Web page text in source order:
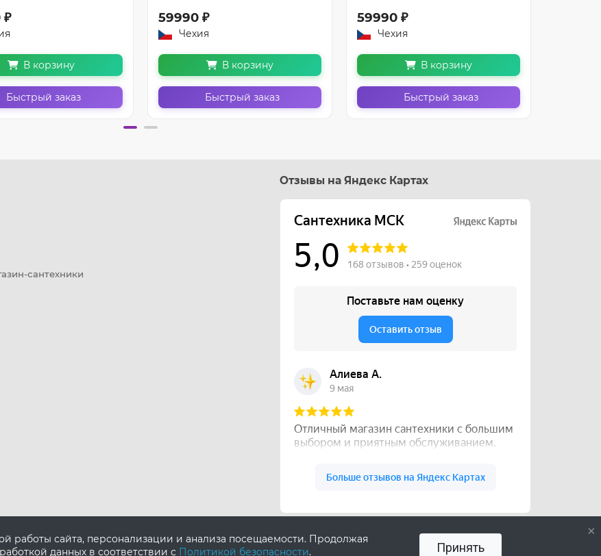
×
работы сайта, персонализации и анализа посещаемости. Продолжая
данных в соответствии с Политикой безопасности. Принять
₽
В корзину
Быстрый заказ
59990 ₽
Чехия
В корзину
Быстрый заказ
59990 ₽
Чехия
В корзину
Быстрый заказ
сантехники
Отзывы на Яндекс Картах